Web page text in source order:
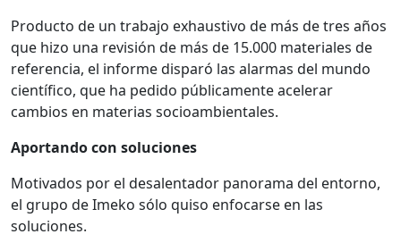
Producto de un trabajo exhaustivo de más de tres años
que hizo una revisión de más de 15.000 materiales de
referencia, el informe disparó las alarmas del mundo
científico, que ha pedido públicamente acelerar
cambios en materias socioambientales.
Aportando con soluciones
Motivados por el desalentador panorama del entorno,
el grupo de Imeko sólo quiso enfocarse en las
soluciones.